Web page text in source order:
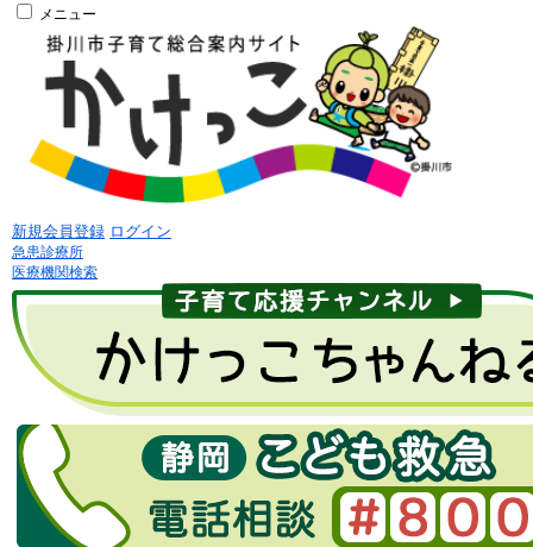
メニュー
新規会員登録 ログイン
急患診療所
医療機関検索